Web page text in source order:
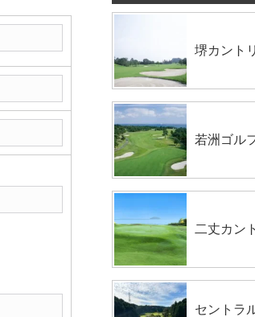
堺カント
若洲ゴル
二丈カン
セントラ